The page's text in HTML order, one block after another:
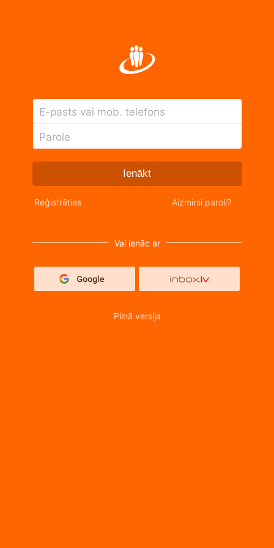
E-pasts vai mob. telefons
Parole
Ienākt
Reģistrēties Aizmirsi paroli?
Vai ienāc ar
Pilnā versija